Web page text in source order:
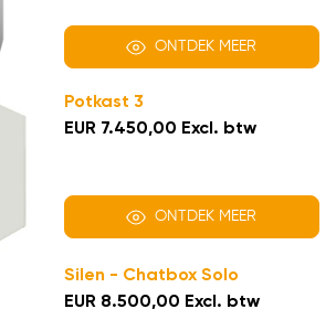
ONTDEK MEER
Potkast 3
EUR 7.450,00 Excl. btw
ONTDEK MEER
Silen - Chatbox Solo
EUR 8.500,00 Excl. btw